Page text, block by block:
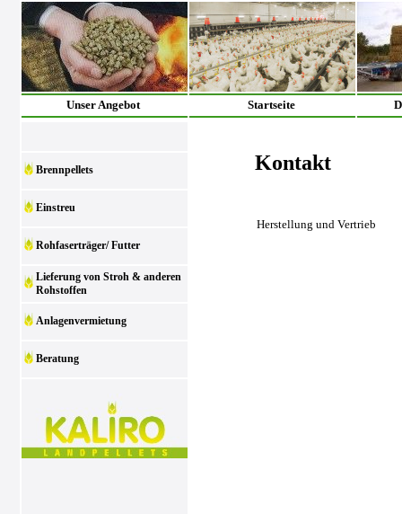
Unser Angebot Startseite
Brennpellets
Einstreu
Rohfaserträger/ Futter
Lieferung von Stroh & anderen
Rohstoffen
Anlagenvermietung
Beratung
Kontakt
Herstellung und Vertrieb